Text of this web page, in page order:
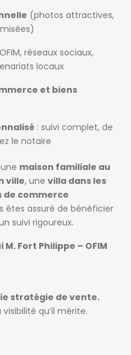
(photos attractives,
réseaux sociaux,
locaux
et biens
: suivi complet, de
le notaire
maison familiale au
ville, une villa dans les
de commerce
êtes assuré de bénéficier
suivi rigoureux.
Fort Philippe – OFIM
stratégie de vente.
qu’il mérite.